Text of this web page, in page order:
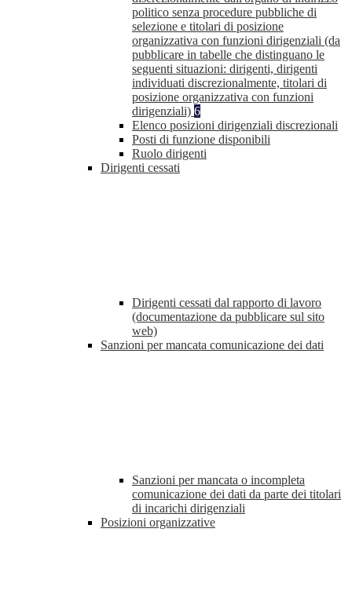
politico senza procedure pubbliche di
selezione e titolari di posizione
organizzativa con funzioni dirigenziali (da
pubblicare in tabelle che distinguano le
seguenti situazioni: dirigenti, dirigenti
individuati discrezionalmente, titolari di
posizione organizzativa con funzioni
dirigenziali) 6
Elenco posizioni dirigenziali discrezionali
Posti di funzione disponibili
Ruolo dirigenti
Dirigenti cessati
Dirigenti cessati dal rapporto di lavoro
(documentazione da pubblicare sul sito
web)
Sanzioni per mancata comunicazione dei dati
Sanzioni per mancata o incompleta
comunicazione dei dati da parte dei titolari
di incarichi dirigenziali
Posizioni organizzative